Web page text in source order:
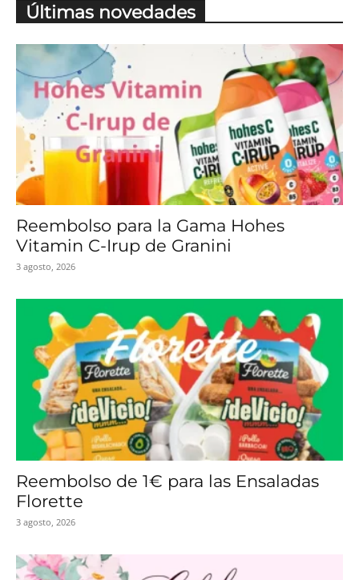
Últimas novedades
Reembolso para la Gama Hohes
Vitamin C-Irup de Granini
3 agosto, 2026
Reembolso de 1€ para las Ensaladas
Florette
3 agosto, 2026